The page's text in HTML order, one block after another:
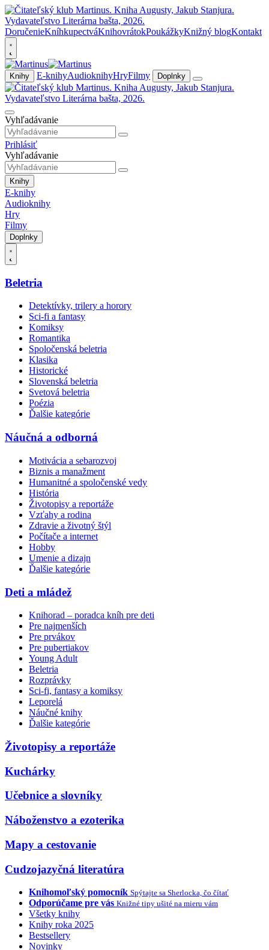
DoručenieKníhkupectváKnihovrátokPoukážkyKnižný blogKontakt
Knihy E-knihyAudioknihyHryFilmy Doplnky
Vyhľadávanie
Prihlásiť
Vyhľadávanie
Knihy
E-knihy
Audioknihy
Hry
Filmy
Doplnky
Beletria
Detektívky, trilery a horory
Sci-fi a fantasy
Komiksy
Romantika
Spoločenská beletria
Klasika
Historické
Slovenská beletria
Svetová beletria
Poézia
Ďalšie kategórie
Náučná a odborná
Motivácia a sebarozvoj
Biznis a manažment
Humanitné a spoločenské vedy
História
Životopisy a reportáže
Vzťahy a rodina
Zdravie a životný štýl
Počítače a internet
Hobby
Umenie a dizajn
Ďalšie kategórie
Deti a mládež
Knihorad – poradca kníh pre deti
Pre najmenších
Pre prvákov
Pre pubertiakov
Young Adult
Beletria
Rozprávky
Sci-fi, fantasy a komiksy
Leporelá
Náučné knihy
Ďalšie kategórie
Životopisy a reportáže
Kuchárky
Učebnice a slovníky
Náboženstvo a ezoterika
Mapy a cestovanie
Cudzojazyčná literatúra
Knihomoľský pomocník Spýtajte sa Sherlocka, čo čítať
Odporúčame pre vás Knižné tipy ušité na mieru vám
Všetky knihy
Knihy roka 2025
Bestsellery
Novinky